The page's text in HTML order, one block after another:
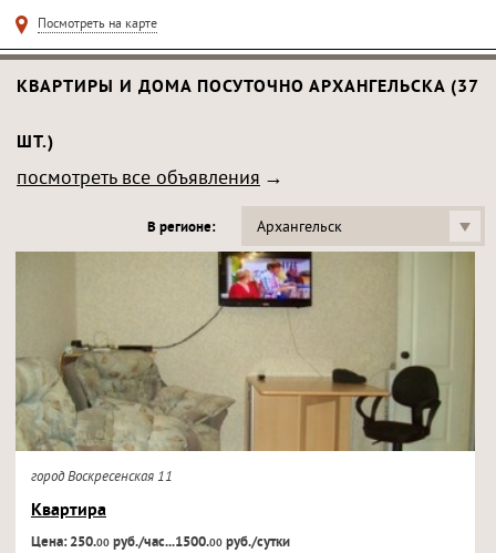
Посмотреть на карте
КВАРТИРЫ И ДОМА ПОСУТОЧНО АРХАНГЕЛЬСКА (37
ШТ.)
посмотреть все объявления
В регионе: Архангельск
город Воскресенская 11
Квартира
Цена: 250.00руб./час...1500.00руб./сутки